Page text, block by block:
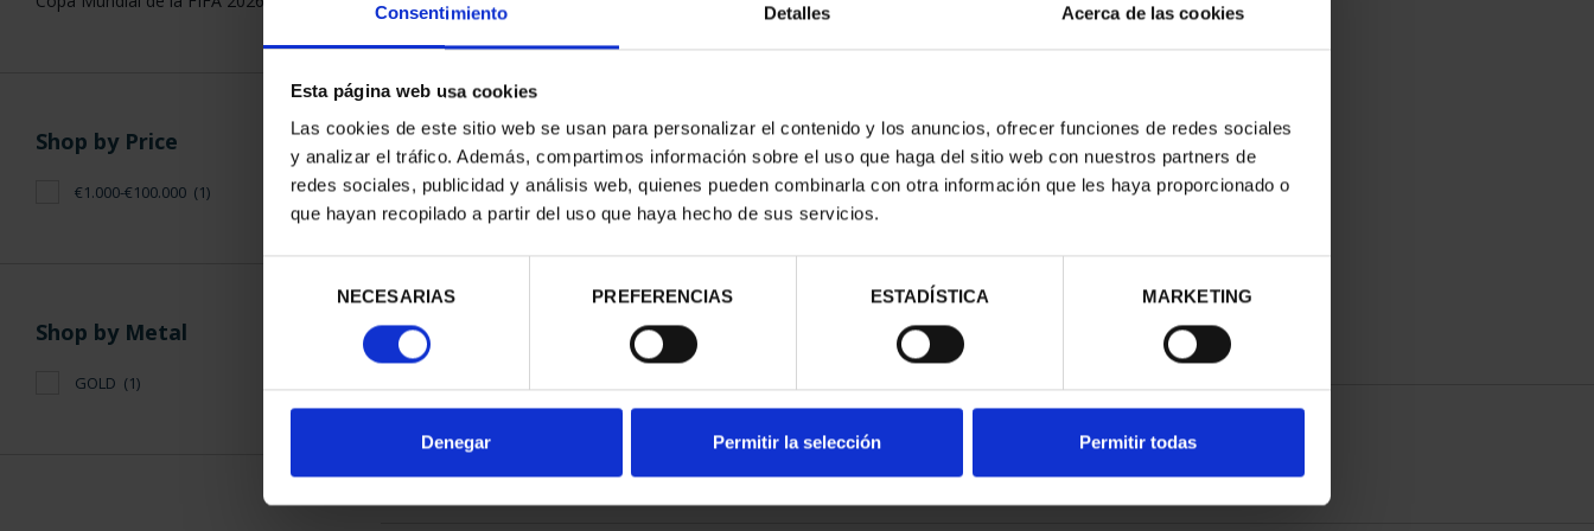
Consentimiento Detalles Acerca de las cookies
Esta página web usa cookies
Las cookies de este sitio web se usan para personalizar el contenido y los anuncios, ofrecer funciones de redes sociales
y analizar el tráfico. Además, compartimos información sobre el uso que haga del sitio web con nuestros partners de
redes sociales, publicidad y análisis web, quienes pueden combinarla con otra información que les haya proporcionado o
que hayan recopilado a partir del uso que haya hecho de sus servicios.
consentimiento
NECESARIAS PREFERENCIAS ESTADÍSTICA MARKETING
Denegar Permitir la selección Permitir todas
Shop by Price
€1.000-€100.000 (1)
Shop by Metal
GOLD (1)
FIFA WORLD CUP - 100 EURO
GOLD COIN
SORT BY: